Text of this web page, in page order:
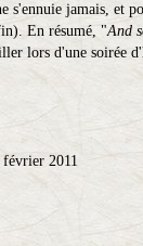
s'ennuie jamais, et
En résumé, "And
lors d'une soirée
février 2011